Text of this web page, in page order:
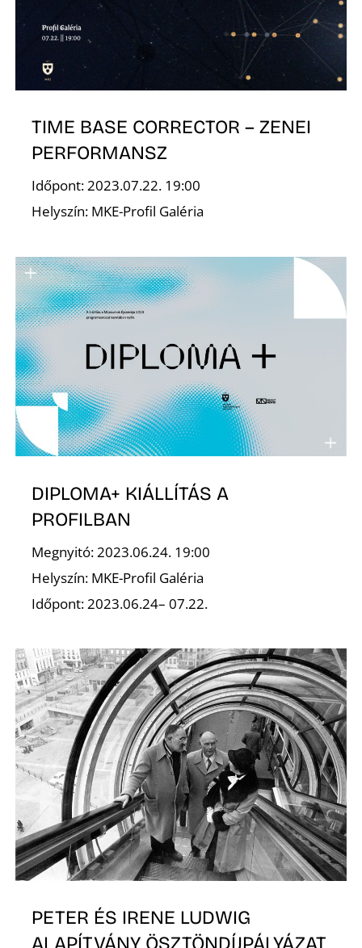
TIME BASE CORRECTOR – ZENEI
PERFORMANSZ
Időpont: 2023.07.22. 19:00
Helyszín: MKE-Profil Galéria
DIPLOMA+ KIÁLLÍTÁS A
PROFILBAN
Megnyitó: 2023.06.24. 19:00
Helyszín: MKE-Profil Galéria
Időpont: 2023.06.24– 07.22.
PETER ÉS IRENE LUDWIG
ALAPÍTVÁNY ÖSZTÖNDÍJPÁLYÁZAT